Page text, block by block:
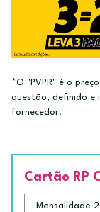
*O "PVPR" é o
questão, definido e
fornecedor.
Cartão RP